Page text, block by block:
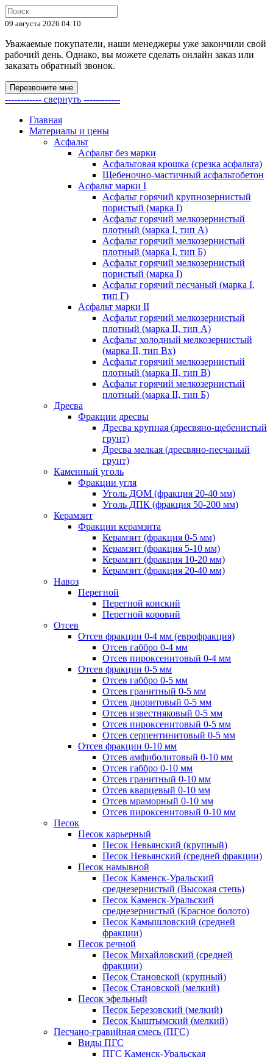
09 августа 2026 04:10
Уважаемые покупатели, наши менеджеры уже закончили свой
рабочий день. Однако, вы можете сделать онлайн заказ или
заказать обратный звонок.
Перезвоните мне
------------ свернуть ------------
Главная
Материалы и цены
Асфальт
Асфальт без марки
Асфальтовая крошка (срезка асфальта)
Щебеночно-мастичный асфальтобетон
Асфальт марки I
Асфальт горячий крупнозернистый
пористый (марка I)
Асфальт горячий мелкозернистый
плотный (марка I, тип А)
Асфальт горячий мелкозернистый
плотный (марка I, тип Б)
Асфальт горячий мелкозернистый
пористый (марка I)
Асфальт горячий песчаный (марка I,
тип Г)
Асфальт марки II
Асфальт горячий мелкозернистый
плотный (марка II, тип А)
Асфальт холодный мелкозернистый
(марка II, тип Вх)
Асфальт горячий мелкозернистый
плотный (марка II, тип В)
Асфальт горячий мелкозернистый
плотный (марка II, тип Б)
Дресва
Фракции дресвы
Дресва крупная (дресвяно-щебенистый
грунт)
Дресва мелкая (дресвяно-песчаный
грунт)
Каменный уголь
Фракции угля
Уголь ДОМ (фракция 20-40 мм)
Уголь ДПК (фракция 50-200 мм)
Керамзит
Фракции керамзита
Керамзит (фракция 0-5 мм)
Керамзит (фракция 5-10 мм)
Керамзит (фракция 10-20 мм)
Керамзит (фракция 20-40 мм)
Навоз
Перегной
Перегной конский
Перегной коровий
Отсев
Отсев фракции 0-4 мм (еврофракция)
Отсев габбро 0-4 мм
Отсев пироксенитовый 0-4 мм
Отсев фракции 0-5 мм
Отсев габбро 0-5 мм
Отсев гранитный 0-5 мм
Отсев диоритовый 0-5 мм
Отсев известняковый 0-5 мм
Отсев пироксенитовый 0-5 мм
Отсев серпентинитовый 0-5 мм
Отсев фракции 0-10 мм
Отсев амфиболитовый 0-10 мм
Отсев габбро 0-10 мм
Отсев гранитный 0-10 мм
Отсев кварцевый 0-10 мм
Отсев мраморный 0-10 мм
Отсев пироксенитовый 0-10 мм
Песок
Песок карьерный
Песок Невьянский (крупный)
Песок Невьянский (средней фракции)
Песок намывной
Песок Каменск-Уральский
среднезернистый (Высокая степь)
Песок Каменск-Уральский
среднезернистый (Красное болото)
Песок Камышловский (средней
фракции)
Песок речной
Песок Михайловский (средней
фракции)
Песок Становской (крупный)
Песок Становской (мелкий)
Песок эфельный
Песок Березовский (мелкий)
Песок Кыштымский (мелкий)
Песчано-гравийная смесь (ПГС)
Виды ПГС
ПГС Каменск-Уральская